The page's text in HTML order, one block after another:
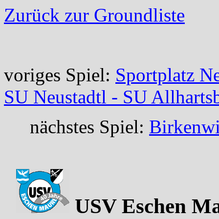
Zurück zur Groundliste
voriges Spiel: Sportplatz
SU Neustadtl - SU
nächstes Spiel:
USV Eschen